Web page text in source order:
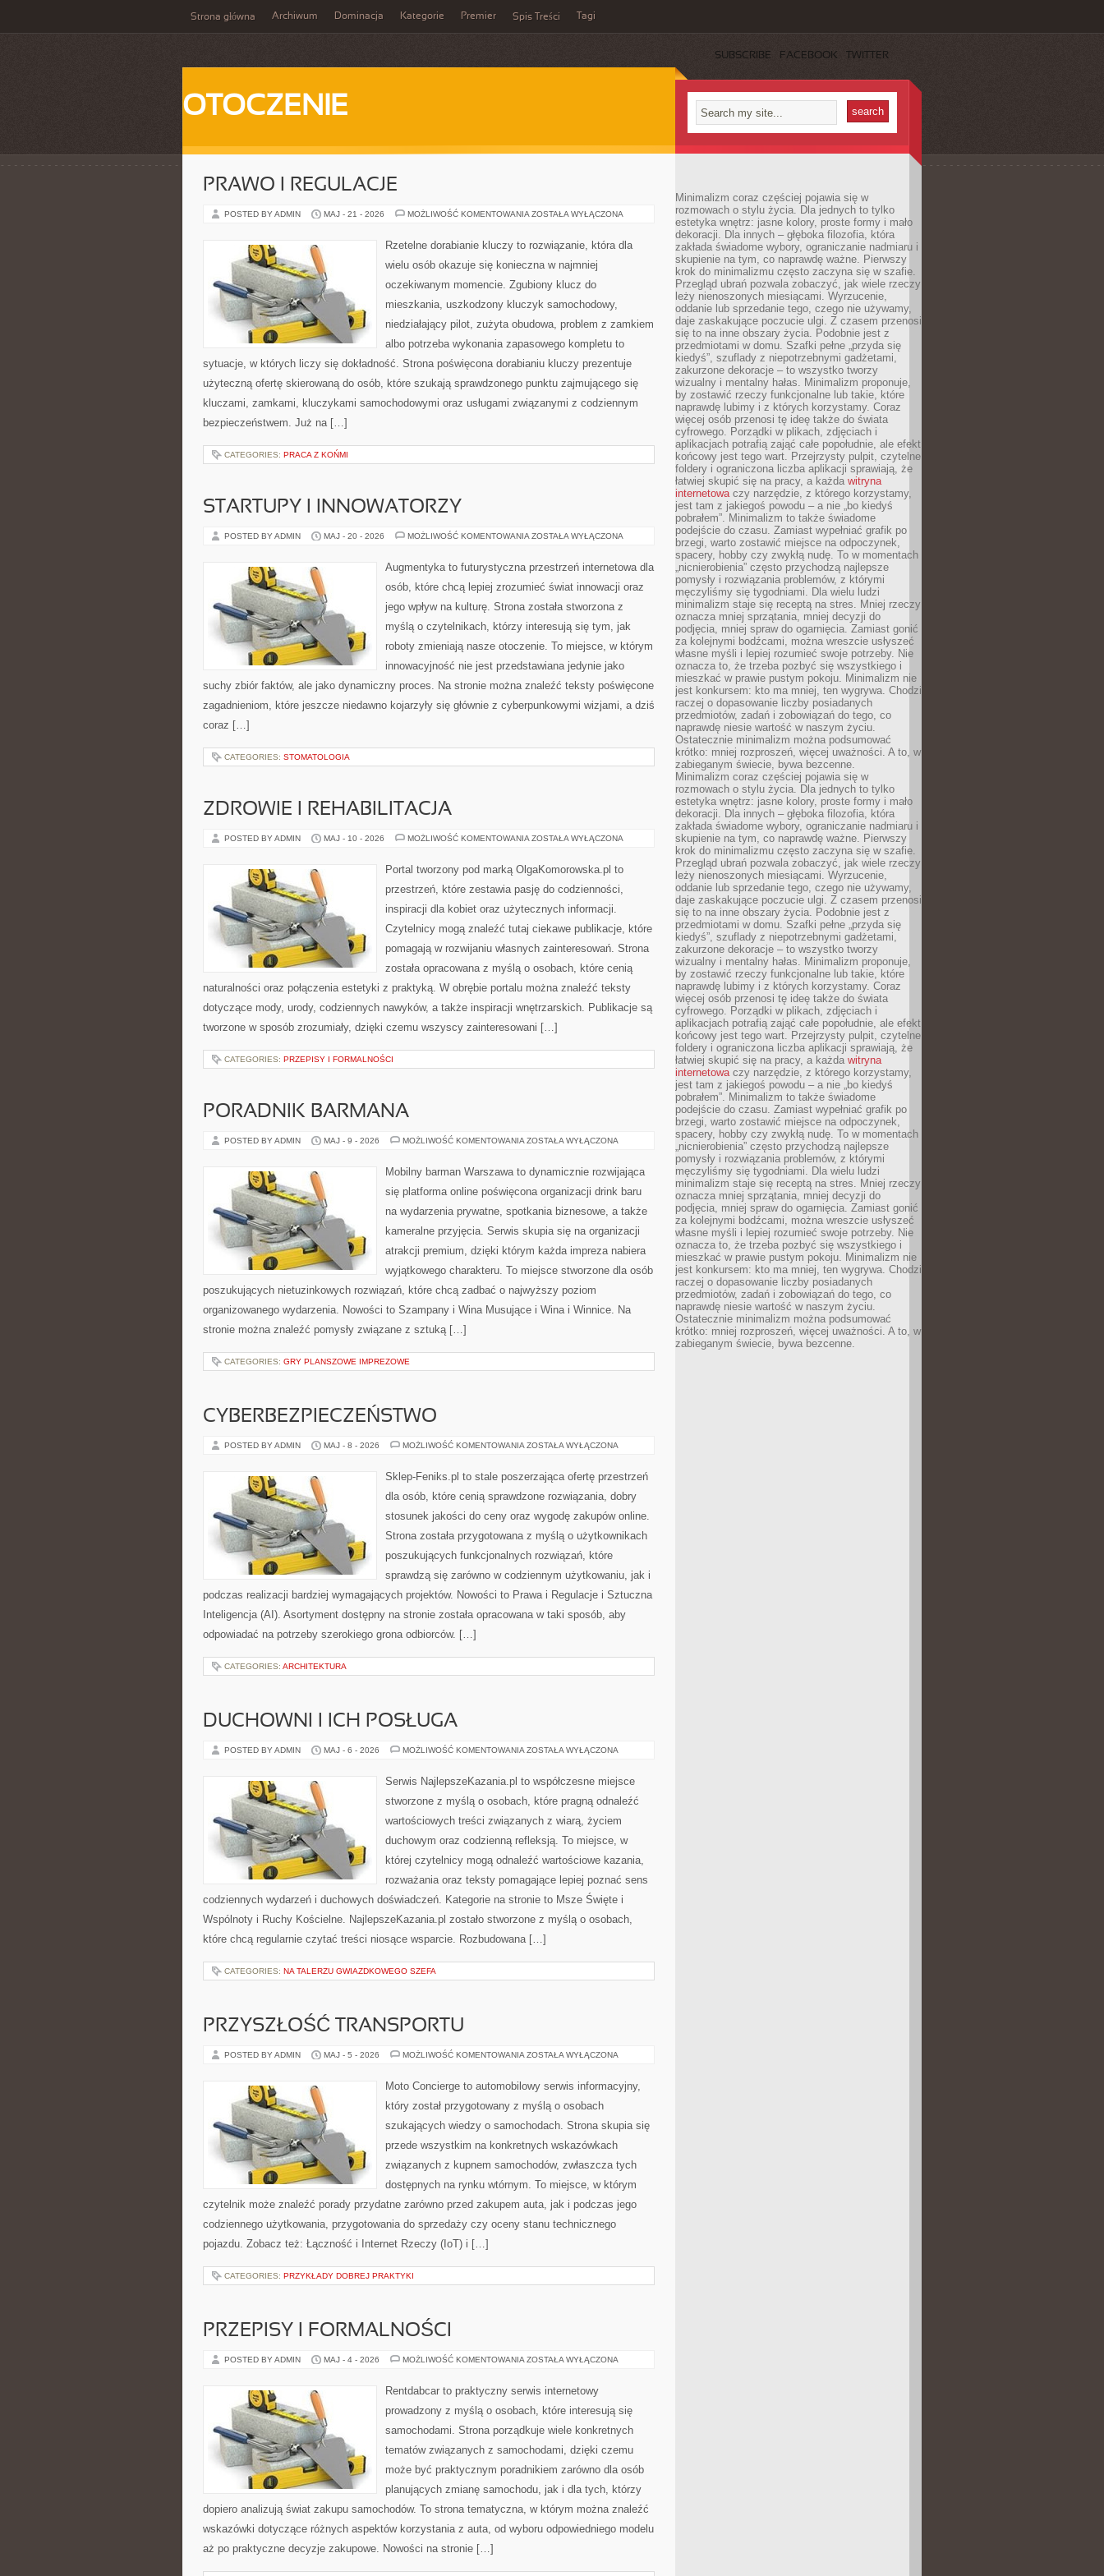
Strona główna Archiwum Dominacja Kategorie Premier Spis Treści Tagi
SUBSCRIBE FACEBOOK TWITTER
OTOCZENIE
PRAWO I REGULACJE
POSTED BY ADMIN MAJ - 21 - 2026 MOŻLIWOŚĆ KOMENTOWANIA PRAWO
ZOSTAŁA WYŁĄCZONA
Rzetelne dorabianie kluczy to rozwiązanie, która dla
wielu osób okazuje się konieczna w najmniej
oczekiwanym momencie. Zgubiony klucz do
mieszkania, uszkodzony kluczyk samochodowy,
niedziałający pilot, zużyta obudowa, problem z zamkiem
albo potrzeba wykonania zapasowego kompletu to
sytuacje, w których liczy się dokładność. Strona poświęcona dorabianiu kluczy prezentuje
użyteczną ofertę skierowaną do osób, które szukają sprawdzonego punktu zajmującego się
kluczami, zamkami, kluczykami samochodowymi oraz usługami związanymi z codziennym
bezpieczeństwem. Już na […]
CATEGORIES: PRACA Z KOŃMI
STARTUPY I INNOWATORZY
POSTED BY ADMIN MAJ - 20 - 2026 MOŻLIWOŚĆ KOMENTOWANIA STARTUPY
ZOSTAŁA WYŁĄCZONA
Augmentyka to futurystyczna przestrzeń internetowa dla
osób, które chcą lepiej zrozumieć świat innowacji oraz
jego wpływ na kulturę. Strona została stworzona z
myślą o czytelnikach, którzy interesują się tym, jak
roboty zmieniają nasze otoczenie. To miejsce, w którym
innowacyjność nie jest przedstawiana jedynie jako
suchy zbiór faktów, ale jako dynamiczny proces. Na stronie można znaleźć teksty poświęcone
zagadnieniom, które jeszcze niedawno kojarzyły się głównie z cyberpunkowymi wizjami, a dziś
coraz […]
CATEGORIES: STOMATOLOGIA
ZDROWIE I REHABILITACJA
POSTED BY ADMIN MAJ - 10 - 2026 MOŻLIWOŚĆ KOMENTOWANIA ZDROWIE
ZOSTAŁA WYŁĄCZONA
Portal tworzony pod marką OlgaKomorowska.pl to
przestrzeń, które zestawia pasję do codzienności,
inspiracji dla kobiet oraz użytecznych informacji.
Czytelnicy mogą znaleźć tutaj ciekawe publikacje, które
pomagają w rozwijaniu własnych zainteresowań. Strona
została opracowana z myślą o osobach, które cenią
naturalności oraz połączenia estetyki z praktyką. W obrębie portalu można znaleźć teksty
dotyczące mody, urody, codziennych nawyków, a także inspiracji wnętrzarskich. Publikacje są
tworzone w sposób zrozumiały, dzięki czemu wszyscy zainteresowani […]
CATEGORIES: PRZEPISY I FORMALNOŚCI
PORADNIK BARMANA
POSTED BY ADMIN MAJ - 9 - 2026 MOŻLIWOŚĆ KOMENTOWANIA PORADNIK
ZOSTAŁA WYŁĄCZONA
Mobilny barman Warszawa to dynamicznie rozwijająca
się platforma online poświęcona organizacji drink baru
na wydarzenia prywatne, spotkania biznesowe, a także
kameralne przyjęcia. Serwis skupia się na organizacji
atrakcji premium, dzięki którym każda impreza nabiera
wyjątkowego charakteru. To miejsce stworzone dla osób
poszukujących nietuzinkowych rozwiązań, które chcą zadbać o najwyższy poziom
organizowanego wydarzenia. Nowości to Szampany i Wina Musujące i Wina i Winnice. Na
stronie można znaleźć pomysły związane z sztuką […]
CATEGORIES: GRY PLANSZOWE IMPREZOWE
CYBERBEZPIECZEŃSTWO
POSTED BY ADMIN MAJ - 8 - 2026 MOŻLIWOŚĆ KOMENTOWANIA CYBERBEZPIECZEŃSTWO
ZOSTAŁA WYŁĄCZONA
Sklep-Feniks.pl to stale poszerzająca ofertę przestrzeń
dla osób, które cenią sprawdzone rozwiązania, dobry
stosunek jakości do ceny oraz wygodę zakupów online.
Strona została przygotowana z myślą o użytkownikach
poszukujących funkcjonalnych rozwiązań, które
sprawdzą się zarówno w codziennym użytkowaniu, jak i
podczas realizacji bardziej wymagających projektów. Nowości to Prawa i Regulacje i Sztuczna
Inteligencja (AI). Asortyment dostępny na stronie została opracowana w taki sposób, aby
odpowiadać na potrzeby szerokiego grona odbiorców. […]
CATEGORIES: ARCHITEKTURA
DUCHOWNI I ICH POSŁUGA
POSTED BY ADMIN MAJ - 6 - 2026 MOŻLIWOŚĆ KOMENTOWANIA DUCHOWNI
POSŁUGA
ZOSTAŁA WYŁĄCZONA
Serwis NajlepszeKazania.pl to współczesne miejsce
stworzone z myślą o osobach, które pragną odnaleźć
wartościowych treści związanych z wiarą, życiem
duchowym oraz codzienną refleksją. To miejsce, w
której czytelnicy mogą odnaleźć wartościowe kazania,
rozważania oraz teksty pomagające lepiej poznać sens
codziennych wydarzeń i duchowych doświadczeń. Kategorie na stronie to Msze Święte i
Wspólnoty i Ruchy Kościelne. NajlepszeKazania.pl zostało stworzone z myślą o osobach,
które chcą regularnie czytać treści niosące wsparcie. Rozbudowana […]
CATEGORIES: NA TALERZU GWIAZDKOWEGO SZEFA
PRZYSZŁOŚĆ TRANSPORTU
POSTED BY ADMIN MAJ - 5 - 2026 MOŻLIWOŚĆ KOMENTOWANIA PRZYSZŁOŚĆ
ZOSTAŁA WYŁĄCZONA
Moto Concierge to automobilowy serwis informacyjny,
który został przygotowany z myślą o osobach
szukających wiedzy o samochodach. Strona skupia się
przede wszystkim na konkretnych wskazówkach
związanych z kupnem samochodów, zwłaszcza tych
dostępnych na rynku wtórnym. To miejsce, w którym
czytelnik może znaleźć porady przydatne zarówno przed zakupem auta, jak i podczas jego
codziennego użytkowania, przygotowania do sprzedaży czy oceny stanu technicznego
pojazdu. Zobacz też: Łączność i Internet Rzeczy (IoT) i […]
CATEGORIES: PRZYKŁADY DOBREJ PRAKTYKI
PRZEPISY I FORMALNOŚCI
POSTED BY ADMIN MAJ - 4 - 2026 MOŻLIWOŚĆ KOMENTOWANIA PRZEPISY
ZOSTAŁA WYŁĄCZONA
Rentdabcar to praktyczny serwis internetowy
prowadzony z myślą o osobach, które interesują się
samochodami. Strona porządkuje wiele konkretnych
tematów związanych z samochodami, dzięki czemu
może być praktycznym poradnikiem zarówno dla osób
planujących zmianę samochodu, jak i dla tych, którzy
dopiero analizują świat zakupu samochodów. To strona tematyczna, w którym można znaleźć
wskazówki dotyczące różnych aspektów korzystania z auta, od wyboru odpowiedniego modelu
aż po praktyczne decyzje zakupowe. Nowości na stronie […]
Minimalizm coraz częściej pojawia się w
rozmowach o stylu życia. Dla jednych to tylko
estetyka wnętrz: jasne kolory, proste formy i mało
dekoracji. Dla innych – głęboka filozofia, która
zakłada świadome wybory, ograniczanie nadmiaru i
skupienie na tym, co naprawdę ważne. Pierwszy
krok do minimalizmu często zaczyna się w szafie.
Przegląd ubrań pozwala zobaczyć, jak wiele rzeczy
leży nienoszonych miesiącami. Wyrzucenie,
oddanie lub sprzedanie tego, czego nie używamy,
daje zaskakujące poczucie ulgi. Z czasem przenosi
się to na inne obszary życia. Podobnie jest z
przedmiotami w domu. Szafki pełne „przyda się
kiedyś”, szuflady z niepotrzebnymi gadżetami,
zakurzone dekoracje – to wszystko tworzy
wizualny i mentalny hałas. Minimalizm proponuje,
by zostawić rzeczy funkcjonalne lub takie, które
naprawdę lubimy i z których korzystamy. Coraz
więcej osób przenosi tę ideę także do świata
cyfrowego. Porządki w plikach, zdjęciach i
aplikacjach potrafią zająć całe popołudnie, ale efekt
końcowy jest tego wart. Przejrzysty pulpit, czytelne
foldery i ograniczona liczba aplikacji sprawiają, że
łatwiej skupić się na pracy, a każda witryna
internetowaczy narzędzie, z którego korzystamy,
jest tam z jakiegoś powodu – a nie „bo kiedyś
pobrałem”. Minimalizm to także świadome
podejście do czasu. Zamiast wypełniać grafik po
brzegi, warto zostawić miejsce na odpoczynek,
spacery, hobby czy zwykłą nudę. To w momentach
„nicnierobienia” często przychodzą najlepsze
pomysły i rozwiązania problemów, z którymi
męczyliśmy się tygodniami. Dla wielu ludzi
minimalizm staje się receptą na stres. Mniej rzeczy
oznacza mniej sprzątania, mniej decyzji do
podjęcia, mniej spraw do ogarnięcia. Zamiast gonić
za kolejnymi bodźcami, można wreszcie usłyszeć
własne myśli i lepiej rozumieć swoje potrzeby. Nie
oznacza to, że trzeba pozbyć się wszystkiego i
mieszkać w prawie pustym pokoju. Minimalizm nie
jest konkursem: kto ma mniej, ten wygrywa. Chodzi
raczej o dopasowanie liczby posiadanych
przedmiotów, zadań i zobowiązań do tego, co
naprawdę niesie wartość w naszym życiu.
Ostatecznie minimalizm można podsumować
krótko: mniej rozproszeń, więcej uważności. A to, w
zabieganym świecie, bywa bezcenne.
Minimalizm coraz częściej pojawia się w
rozmowach o stylu życia. Dla jednych to tylko
estetyka wnętrz: jasne kolory, proste formy i mało
dekoracji. Dla innych – głęboka filozofia, która
zakłada świadome wybory, ograniczanie nadmiaru i
skupienie na tym, co naprawdę ważne. Pierwszy
krok do minimalizmu często zaczyna się w szafie.
Przegląd ubrań pozwala zobaczyć, jak wiele rzeczy
leży nienoszonych miesiącami. Wyrzucenie,
oddanie lub sprzedanie tego, czego nie używamy,
daje zaskakujące poczucie ulgi. Z czasem przenosi
się to na inne obszary życia. Podobnie jest z
przedmiotami w domu. Szafki pełne „przyda się
kiedyś”, szuflady z niepotrzebnymi gadżetami,
zakurzone dekoracje – to wszystko tworzy
wizualny i mentalny hałas. Minimalizm proponuje,
by zostawić rzeczy funkcjonalne lub takie, które
naprawdę lubimy i z których korzystamy. Coraz
więcej osób przenosi tę ideę także do świata
cyfrowego. Porządki w plikach, zdjęciach i
aplikacjach potrafią zająć całe popołudnie, ale efekt
końcowy jest tego wart. Przejrzysty pulpit, czytelne
foldery i ograniczona liczba aplikacji sprawiają, że
łatwiej skupić się na pracy, a każda witryna
internetowaczy narzędzie, z którego korzystamy,
jest tam z jakiegoś powodu – a nie „bo kiedyś
pobrałem”. Minimalizm to także świadome
podejście do czasu. Zamiast wypełniać grafik po
brzegi, warto zostawić miejsce na odpoczynek,
spacery, hobby czy zwykłą nudę. To w momentach
„nicnierobienia” często przychodzą najlepsze
pomysły i rozwiązania problemów, z którymi
męczyliśmy się tygodniami. Dla wielu ludzi
minimalizm staje się receptą na stres. Mniej rzeczy
oznacza mniej sprzątania, mniej decyzji do
podjęcia, mniej spraw do ogarnięcia. Zamiast gonić
za kolejnymi bodźcami, można wreszcie usłyszeć
własne myśli i lepiej rozumieć swoje potrzeby. Nie
oznacza to, że trzeba pozbyć się wszystkiego i
mieszkać w prawie pustym pokoju. Minimalizm nie
jest konkursem: kto ma mniej, ten wygrywa. Chodzi
raczej o dopasowanie liczby posiadanych
przedmiotów, zadań i zobowiązań do tego, co
naprawdę niesie wartość w naszym życiu.
Ostatecznie minimalizm można podsumować
krótko: mniej rozproszeń, więcej uważności. A to, w
zabieganym świecie, bywa bezcenne.